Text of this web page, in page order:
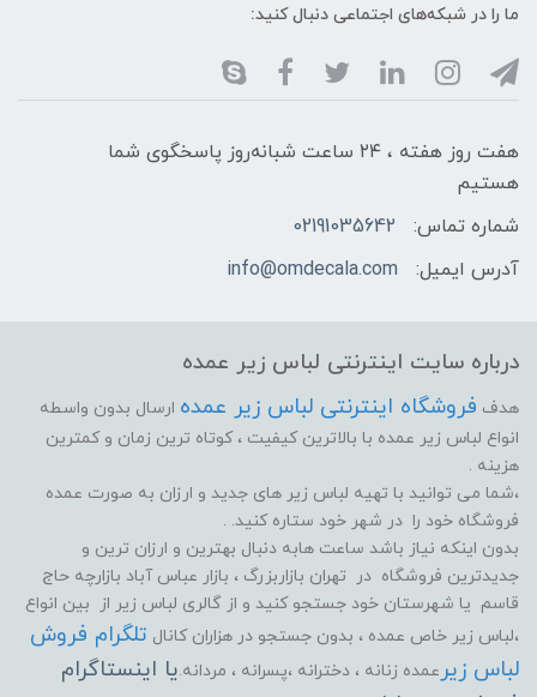
ما را در شبکه‌های اجتماعی دنبال کنید:
هفت روز هفته ، ۲۴ ساعت شبانه‌روز پاسخگوی شما
هستیم
شماره تماس:
02191035642
آدرس ایمیل:
info@omdecala.com
درباره سایت اینترنتی لباس زیر عمده
هدف فروشگاه اینترنتی لباس زیر عمده ارسال بدون واسطه
انواع لباس زیر عمده با بالاترین کیفیت ، کوتاه ترین زمان و کمترین
هزینه .
،شما می توانید با تهیه لباس زیر های جدید و ارزان به صورت عمده
فروشگاه خود را در شهر خود ستاره کنید. .
بدون اینکه نیاز باشد ساعت هابه دنبال بهترین و ارزان ترین و
جدیدترین فروشگاه در تهران بازاربزرگ ، بازار عباس آباد بازارچه حاج
قاسم یا شهرستان خود جستجو کنید و از گالری لباس زیر از بین انواع
،لباس زیر خاص عمده ، بدون جستجو در هزاران کانال تلگرام فروش
لباس زیر عمده زنانه ، دخترانه ،پسرانه ، مردانه.یا اینستاگرام